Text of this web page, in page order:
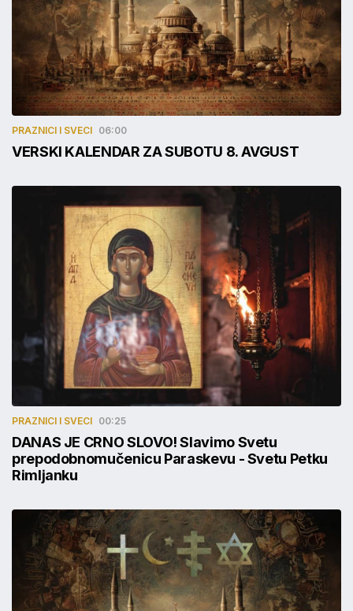
PRAZNICI I SVECI 06:00
VERSKI KALENDAR ZA SUBOTU 8. AVGUST
PRAZNICI I SVECI 00:25
DANAS JE CRNO SLOVO! Slavimo Svetu
prepodobnomučenicu Paraskevu - Svetu Petku
Rimljanku